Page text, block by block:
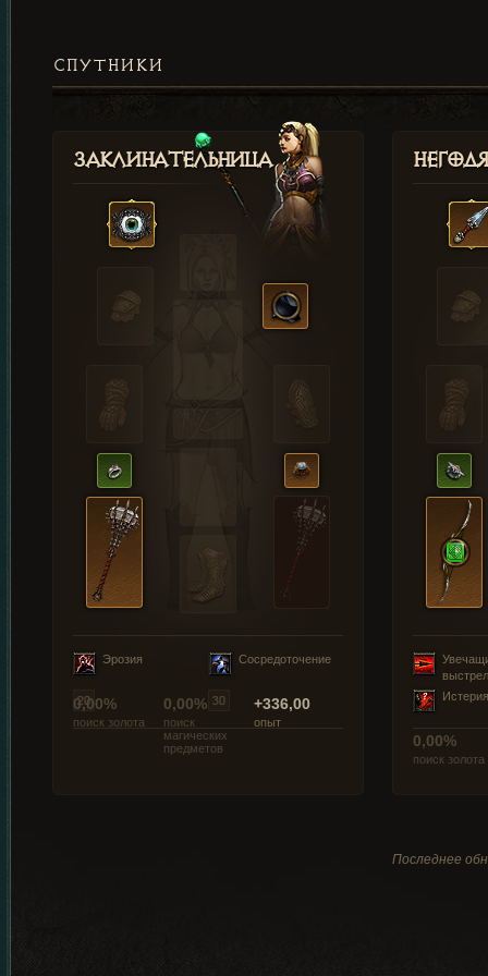
СПУТНИКИ
Заклинательница
Эрозия Сосредоточение
0,00%
поиск золота
0,00%
поиск
магических
предметов
+336,00
опыт
выстрел
Истерия
0,00%
поиск золота
Последнее